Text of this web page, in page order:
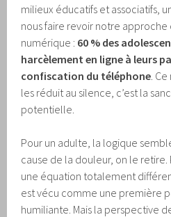
milieux éducatifs et associatifs,
nous faire revoir notre approche
numérique : 60 % des
harcèlement en ligne à leurs
confiscation du téléphone .
les réduit au silence, c’est la
potentielle.
Pour un adulte, la logique
cause de la douleur, on le retire.
une équation totalement
est vécu comme une première
humiliante. Mais la perspective